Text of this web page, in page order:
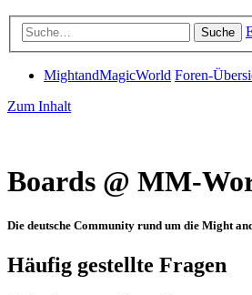
Suche
MightandMagicWorld Foren-
Zum Inhalt
Boards @ MM-
Die deutsche Community rund um die Might
Häufig gestellte Fragen